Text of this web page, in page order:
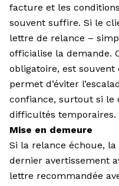
facture et les
souvent suffire. Si le
lettre de relance –
officialise la demande.
obligatoire, est
permet d’éviter
confiance, surtout si le
difficultés temporaires.
Mise en demeure
Si la relance échoue,
dernier avertissement
lettre recommandée